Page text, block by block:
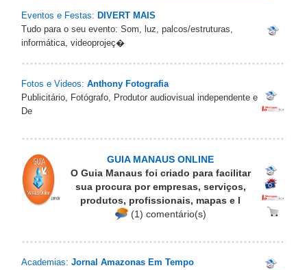
Eventos e Festas: DIVERT MAIS
Tudo para o seu evento: Som, luz, palcos/estruturas,
informática, videoprojeç�
Fotos e Videos: Anthony Fotografia
Publicitário, Fotógrafo, Produtor audiovisual independente e
De
GUIA MANAUS ONLINE
O Guia Manaus foi criado para facilitar
sua procura por empresas, serviços,
produtos, profissionais, mapas e l
(1) comentário(s)
Academias: Jornal Amazonas Em Tempo